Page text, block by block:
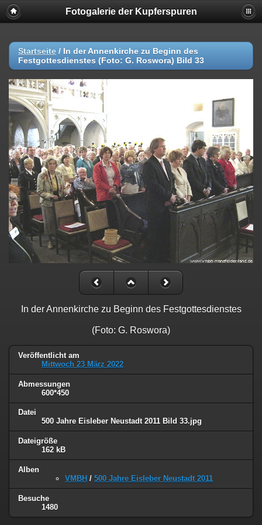
Fotogalerie der Kupferspuren
Startseite / In der Annenkirche zu Beginn des
Festgottesdienstes (Foto: G. Roswora) Bild 33
In der Annenkirche zu Beginn des Festgottesdienstes
(Foto: G. Roswora)
Veröffentlicht am
Mittwoch 23 März 2022
Abmessungen
600*450
Datei
500 Jahre Eisleber Neustadt 2011 Bild 33.jpg
Dateigröße
162 kB
Alben
VMBH / 500 Jahre Eisleber Neustadt 2011
Besuche
1480